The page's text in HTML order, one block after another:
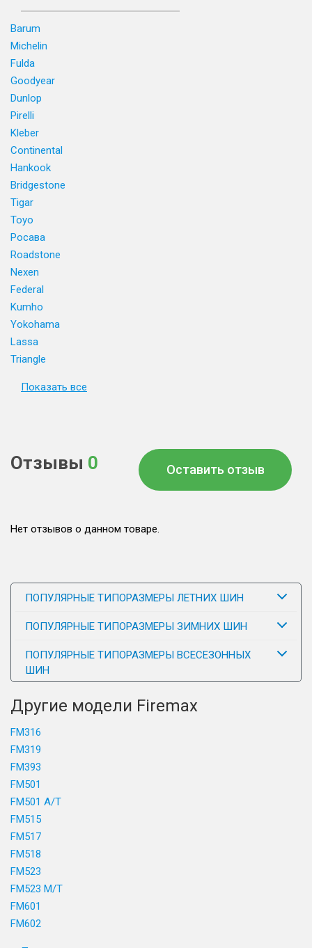
Barum
Michelin
Fulda
Goodyear
Dunlop
Pirelli
Kleber
Continental
Hankook
Bridgestone
Tigar
Toyo
Росава
Roadstone
Nexen
Federal
Kumho
Yokohama
Lassa
Triangle
Показать все
Отзывы 0 Оставить отзыв
Нет отзывов о данном товаре.
ПОПУЛЯРНЫЕ ТИПОРАЗМЕРЫ ЛЕТНИХ ШИН
ПОПУЛЯРНЫЕ ТИПОРАЗМЕРЫ ЗИМНИХ ШИН
ПОПУЛЯРНЫЕ ТИПОРАЗМЕРЫ ВСЕСЕЗОННЫХ
ШИН
Другие модели Firemax
FM316
FM319
FM393
FM501
FM501 A/T
FM515
FM517
FM518
FM523
FM523 M/T
FM601
FM602